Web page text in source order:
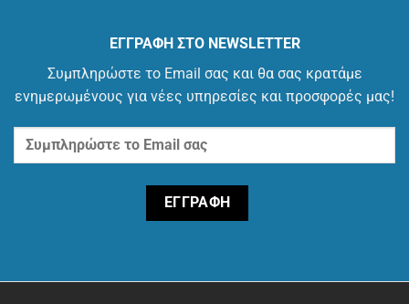
ΕΓΓΡΑΦΗ ΣΤΟ NEWSLETTER
Συμπληρώστε το Email σας και θα σας κρατάμε
ενημερωμένους για νέες υπηρεσίες και προσφορές μας!